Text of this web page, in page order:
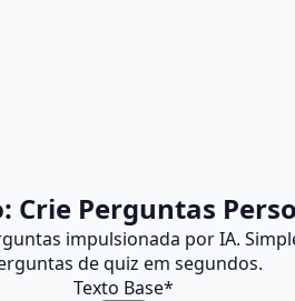
Crie Perguntas
impulsionada por IA.
de quiz em segundos.
Texto Base*